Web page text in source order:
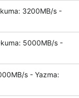
3200MB/s -
5000MB/s -
s - Yazma: